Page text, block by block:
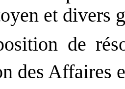
et divers
de
des Affaires